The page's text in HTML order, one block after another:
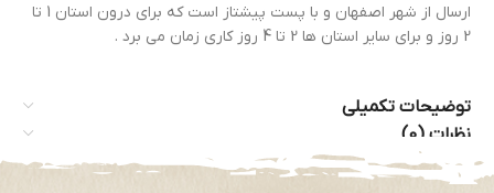
ارسال از شهر اصفهان و با پست پیشتاز است که برای درون استان 1 تا
2 روز و برای سایر استان ها 2 تا 4 روز کاری زمان می برد .
توضیحات تکمیلی
نظرات (0)